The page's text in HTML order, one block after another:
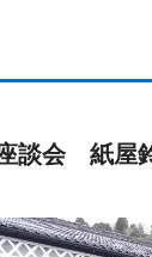
談会 紙屋